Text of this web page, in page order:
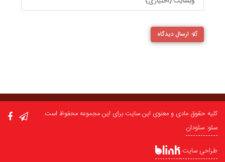
ارسال دیدگاه
کلیه حقوق مادی و معنوی این سایت برای این مجموعه محفوظ است.
سئو: سئودان
طراحی سایت